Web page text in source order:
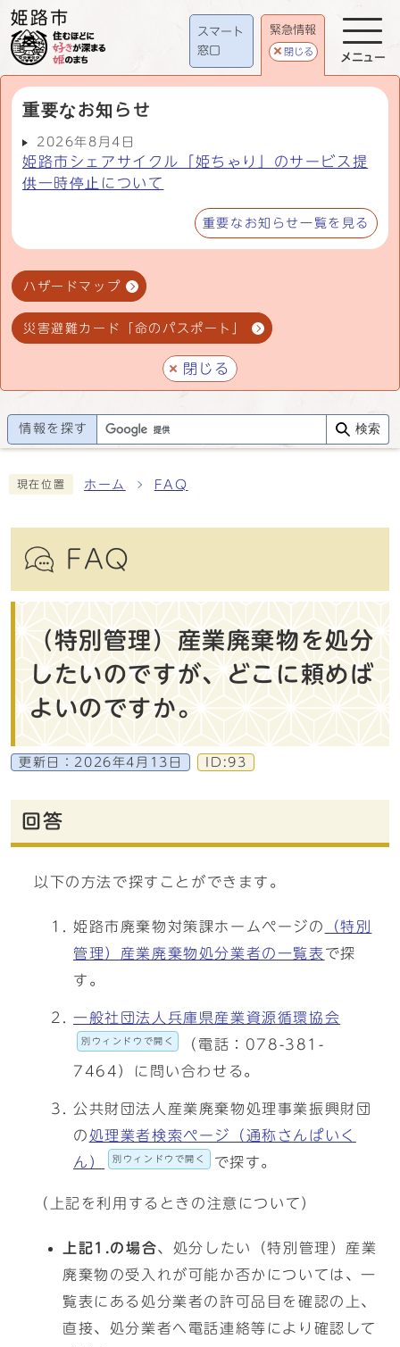
スマート
窓口
緊急情報
閉じる
重要なお知らせ
2026年8月4日
姫路市シェアサイクル「姫ちゃり」のサービス提
供一時停止について
重要なお知らせ一覧を見る
ハザードマップ
災害避難カード「命のパスポート」
閉じる
メニュー
情報を探す 検索
現在位置 ホーム FAQ
FAQ
（特別管理）産業廃棄物を処分
したいのですが、どこに頼めば
よいのですか。
更新日： 2026年4月13日 ID:93
回答
以下の方法で探すことができます。
姫路市廃棄物対策課ホームページの
（特別
管理）産業廃棄物処分業者の一覧表で探
す。
一般社団法人兵庫県産業資源循環協会
別ウィンドウで開く
（電話：078-381-
7464）に問い合わせる。
公共財団法人産業廃棄物処理事業振興財団
の処理業者検索ページ（通称さんぱいく
ん）
別ウィンドウで開く で探す。
（上記を利用するときの注意について）
上記1.の場合、処分したい（特別管理）産業
廃棄物の受入れが可能か否かについては、一
覧表にある処分業者の許可品目を確認の上、
直接、処分業者へ電話連絡等により確認して